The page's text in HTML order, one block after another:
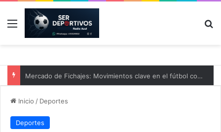
Menú
Inicio / Deportes
Deportes